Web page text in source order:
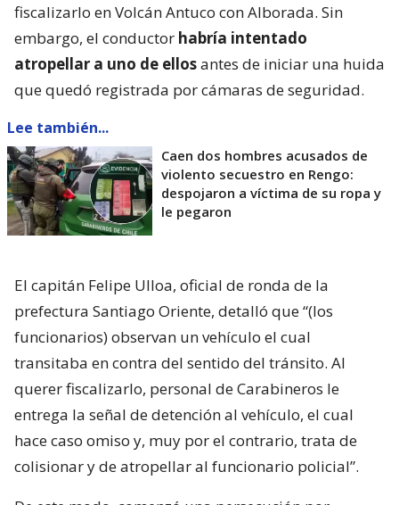
fiscalizarlo en Volcán Antuco con Alborada. Sin
embargo, el conductor habría intentado
atropellar a uno de ellosantes de iniciar una huida
que quedó registrada por cámaras de seguridad.
Lee también...
Caen dos hombres acusados de
violento secuestro en Rengo:
despojaron a víctima de su ropa y
le pegaron
El capitán Felipe Ulloa, oficial de ronda de la
prefectura Santiago Oriente, detalló que “(los
funcionarios) observan un vehículo el cual
transitaba en contra del sentido del tránsito. Al
querer fiscalizarlo, personal de Carabineros le
entrega la señal de detención al vehículo, el cual
hace caso omiso y, muy por el contrario, trata de
colisionar y de atropellar al funcionario policial”.